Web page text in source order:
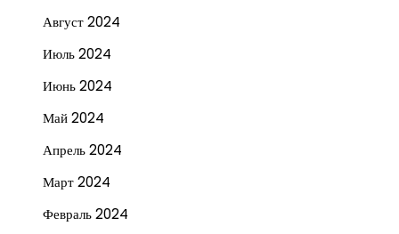
Август 2024
Июль 2024
Июнь 2024
Май 2024
Апрель 2024
Март 2024
Февраль 2024